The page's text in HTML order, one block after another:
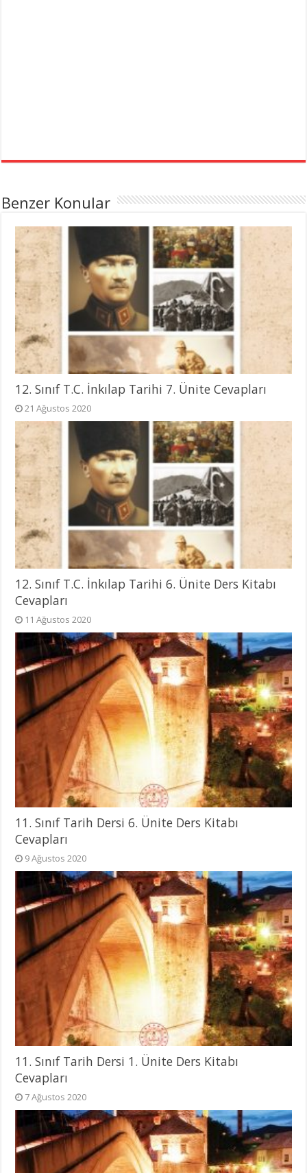
Benzer Konular
12. Sınıf T.C. İnkılap Tarihi 7. Ünite Cevapları
21 Ağustos 2020
12. Sınıf T.C. İnkılap Tarihi 6. Ünite Ders Kitabı
Cevapları
11 Ağustos 2020
11. Sınıf Tarih Dersi 6. Ünite Ders Kitabı
Cevapları
9 Ağustos 2020
11. Sınıf Tarih Dersi 1. Ünite Ders Kitabı
Cevapları
7 Ağustos 2020